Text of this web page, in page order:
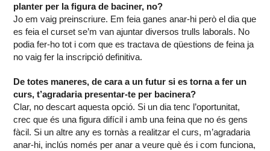
planter per la figura de baciner, no?
Jo em vaig preinscriure. Em feia ganes anar-hi però el dia que
es feia el curset se’m van ajuntar diversos trulls laborals. No
podia fer-ho tot i com que es tractava de qüestions de feina ja
no vaig fer la inscripció definitiva.
De totes maneres, de cara a un futur si es torna a fer un
curs, t’agradaria presentar-te per bacinera?
Clar, no descart aquesta opció. Si un dia tenc l’oportunitat,
crec que és una figura difícil i amb una feina que no és gens
fàcil. Si un altre any es tornàs a realitzar el curs, m’agradaria
anar-hi, inclús només per anar a veure què és i com funciona,